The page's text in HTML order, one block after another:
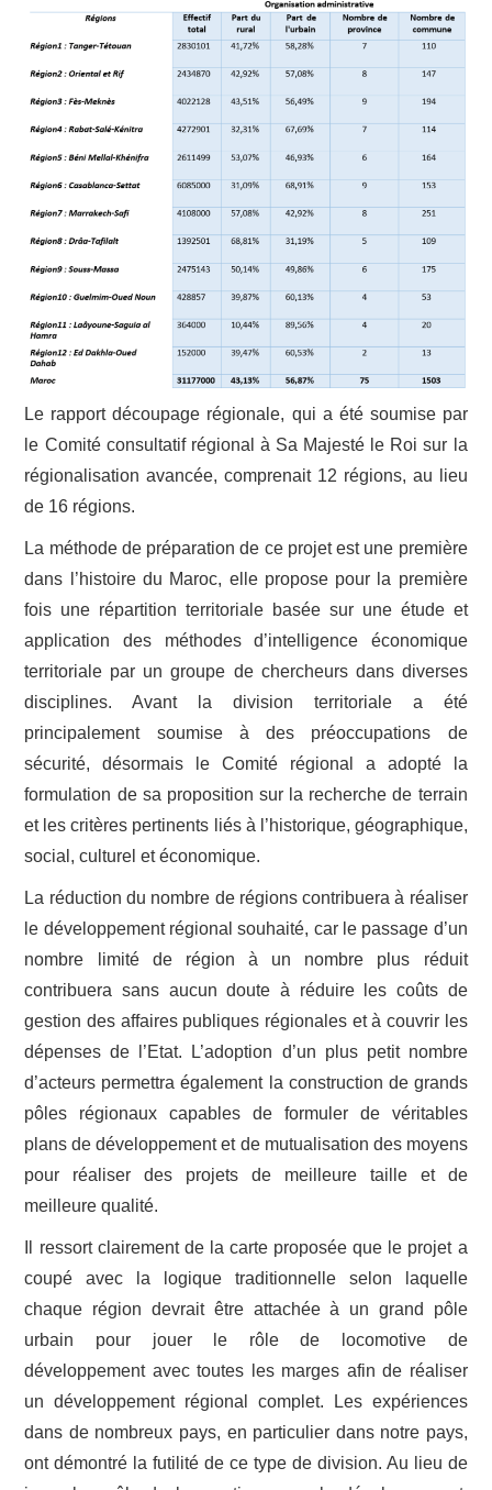
Le rapport découpage régionale, qui a été soumise par
le Comité consultatif régional à Sa Majesté le Roi sur la
régionalisation avancée, comprenait 12 régions, au lieu
de 16 régions.
La méthode de préparation de ce projet est une première
dans l’histoire du Maroc, elle propose pour la première
fois une répartition territoriale basée sur une étude et
application des méthodes d’intelligence économique
territoriale par un groupe de chercheurs dans diverses
disciplines. Avant la division territoriale a été
principalement soumise à des préoccupations de
sécurité, désormais le Comité régional a adopté la
formulation de sa proposition sur la recherche de terrain
et les critères pertinents liés à l’historique, géographique,
social, culturel et économique.
La réduction du nombre de régions contribuera à réaliser
le développement régional souhaité, car le passage d’un
nombre limité de région à un nombre plus réduit
contribuera sans aucun doute à réduire les coûts de
gestion des affaires publiques régionales et à couvrir les
dépenses de l’Etat. L’adoption d’un plus petit nombre
d’acteurs permettra également la construction de grands
pôles régionaux capables de formuler de véritables
plans de développement et de mutualisation des moyens
pour réaliser des projets de meilleure taille et de
meilleure qualité.
Il ressort clairement de la carte proposée que le projet a
coupé avec la logique traditionnelle selon laquelle
chaque région devrait être attachée à un grand pôle
urbain pour jouer le rôle de locomotive de
développement avec toutes les marges afin de réaliser
un développement régional complet. Les expériences
dans de nombreux pays, en particulier dans notre pays,
ont démontré la futilité de ce type de division. Au lieu de